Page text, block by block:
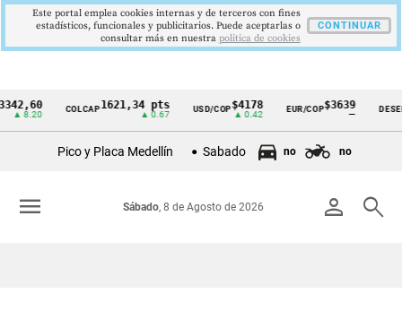
Cintillo
Colombia
COLCAP1621,34 pts USD/COP$4178
▲ 0.42
EUR/COP$3639
—
DESEMPLEO
Pico y Placa Medellín Sabado no no
person search
Sábado, 8 de Agosto de 2026
menu
Este portal emplea cookies internas y de terceros con fines
estadísticos, funcionales y publicitarios. Puede aceptarlas o
consultar más en nuestra politica de cookies
CONTINUAR